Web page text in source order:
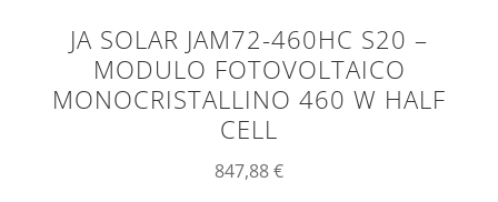
JA SOLAR JAM72-460HC S20 –
MODULO FOTOVOLTAICO
MONOCRISTALLINO 460 W HALF
CELL
847,88€